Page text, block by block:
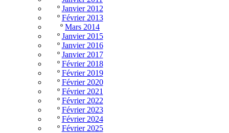
º Janvier 2012
º Février 2013
º Mars 2014
º Janvier 2015
º Janvier 2016
º Janvier 2017
º Février 2018
º Février 2019
º Février 2020
º Février 2021
º Février 2022
º Février 2023
º Février 2024
º Février 2025